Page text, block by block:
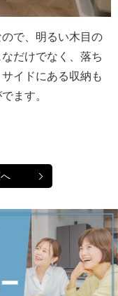
で、明るい木目の
だけでなく、落ち
イドにある収納も
ます。